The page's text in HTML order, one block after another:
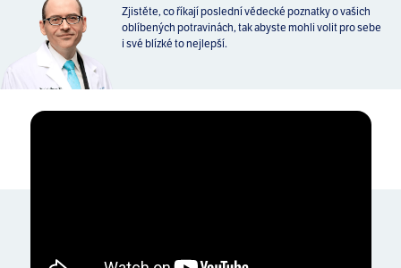
Zjistěte, co říkají poslední vědecké poznatky o vašich
oblíbených potravinách, tak abyste mohli volit pro sebe
i své blízké to nejlepší.